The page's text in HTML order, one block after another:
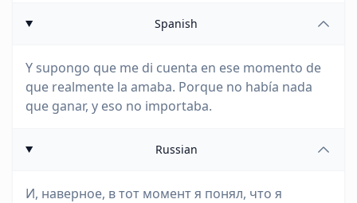
Spanish
Y supongo que me di cuenta en ese momento de
que realmente la amaba. Porque no había nada
que ganar, y eso no importaba.
Russian
И, наверное, в тот момент я понял, что я